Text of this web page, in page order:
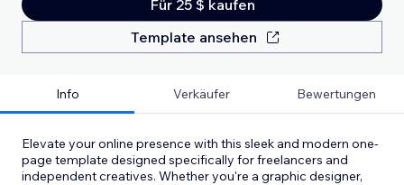
Für 25 $ kaufen
Template ansehen
Info Verkäufer Bewertungen
Elevate your online presence with this sleek and modern one-
page template designed specifically for freelancers and
independent creatives. Whether you're a graphic designer,